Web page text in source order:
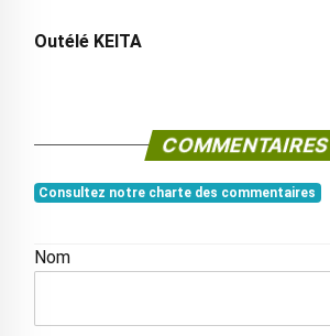
Outélé KEITA
COMMENTAIRES
Consultez notre charte des commentaires
Nom